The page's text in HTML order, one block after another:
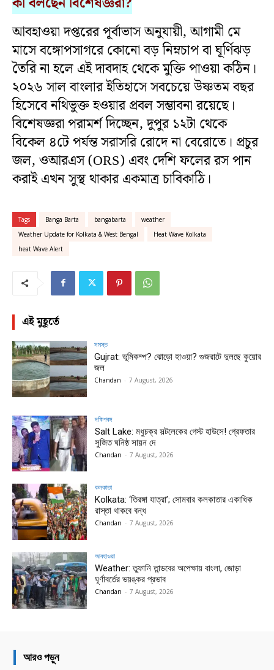
আবহাওয়া দপ্তরের পূর্বাভাস অনুযায়ী, আগামী মে
মাসে বঙ্গোপসাগরে কোনো বড় নিম্নচাপ বা ঘূর্ণিঝড়
তৈরি না হলে এই দাবদাহ থেকে মুক্তি পাওয়া কঠিন।
২০২৬ সাল বাংলার ইতিহাসে সবচেয়ে উষ্ণতম বছর
হিসেবে নথিভুক্ত হওয়ার প্রবল সম্ভাবনা রয়েছে।
বিশেষজ্ঞরা পরামর্শ দিচ্ছেন, দুপুর ১২টা থেকে
বিকেল ৪টে পর্যন্ত সরাসরি রোদে না বেরোতে। প্রচুর
জল, ওআরএস (ORS) এবং দেশি ফলের রস পান
করাই এখন সুস্থ থাকার একমাত্র চাবিকাঠি।
Tags Banga Barta bangabarta
weather
Weather Update for Kolkata & West Bengal
Heat Wave Kolkata
heat Wave Alert
এই মুহূর্তে
সমস্ত
Gujrat: ভূমিকম্প? ঝোড়ো হাওয়া? গুজরাটে দুলছে কুয়োর
জল
Chandan - 7 August, 2026
দক্ষিণবঙ্গ
Salt Lake: মধুচক্র সল্টলেকের গেস্ট হাউসে! গ্রেফতার
সুজিত ঘনিষ্ঠ সায়ন দে
Chandan - 7 August, 2026
কলকাতা
Kolkata: ‘তিরঙ্গা যাত্রা’; সোমবার কলকাতার একাধিক
রাস্তা থাকবে বন্ধ
Chandan - 7 August, 2026
আবহাওয়া
Weather: তুফানি তান্ডবের অপেক্ষায় বাংলা, জোড়া
ঘূর্ণাবর্তের ভয়ঙ্কর প্রভাব
Chandan - 7 August, 2026
আরও পড়ুন